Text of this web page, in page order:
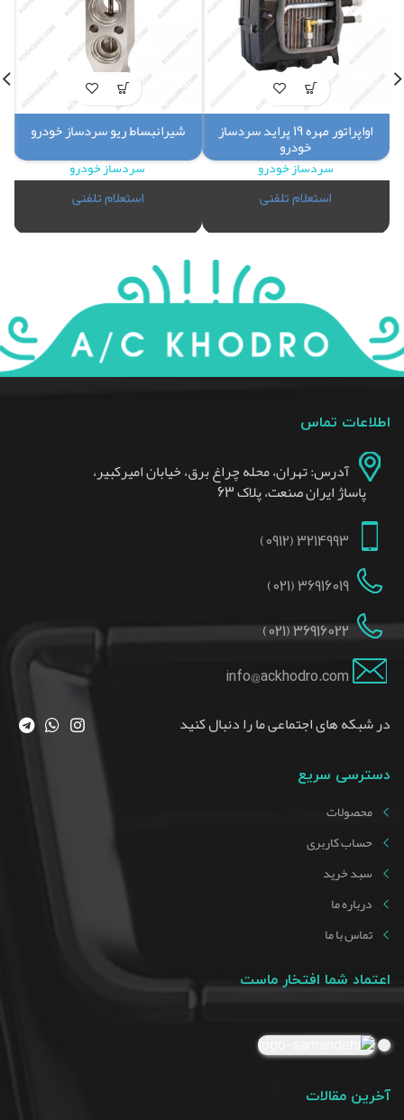
اواپراتور مهره 19 پراید سردساز
خودرو
سردساز خودرو
استعلام تلفنی
شیرانبساط ریو سردساز خودرو
سردساز خودرو
استعلام تلفنی
اطلاعات تماس
آدرس: تهران، محله چراغ برق، خیابان امیرکبیر،
پاساژ ایران صنعت، پلاک 63
3214993 (0912)
36916019 (021)
36916022 (021)
info@ackhodro.com
در شبکه های اجتماعی ما را دنبال کنید
دسترسی سریع
محصولات
حساب کاربری
سبد خرید
درباره ما
تماس با ما
اعتماد شما افتخار ماست
آخرین مقالات